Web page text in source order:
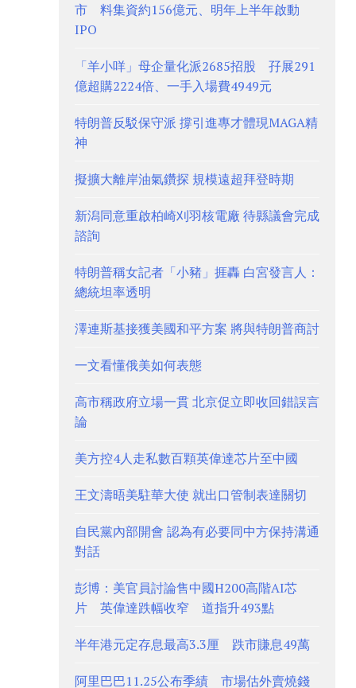
市 料集資約156億元、明年上半年啟動
IPO
「羊小咩」母企量化派2685招股 孖展291
億超購2224倍、一手入場費4949元
特朗普反駁保守派 撐引進專才體現MAGA精
神
擬擴大離岸油氣鑽探 規模遠超拜登時期
新潟同意重啟柏崎刈羽核電廠 待縣議會完成
諮詢
特朗普稱女記者「小豬」捱轟 白宮發言人：
總統坦率透明
澤連斯基接獲美國和平方案 將與特朗普商討
一文看懂俄美如何表態
高市稱政府立場一貫 北京促立即收回錯誤言
論
美方控4人走私數百顆英偉達芯片至中國
王文濤晤美駐華大使 就出口管制表達關切
自民黨內部開會 認為有必要同中方保持溝通
對話
彭博：美官員討論售中國H200高階AI芯
片 英偉達跌幅收窄 道指升493點
半年港元定存息最高3.3厘 跌市賺息49萬
阿里巴巴11.25公布季績 市場估外賣燒錢